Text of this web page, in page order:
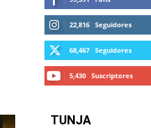
22,816 Seguidores
68,467 Seguidores
5,430 Suscriptores
TUNJA